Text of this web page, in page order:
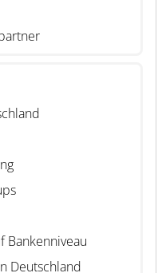
Bankenniveau
Deutschland